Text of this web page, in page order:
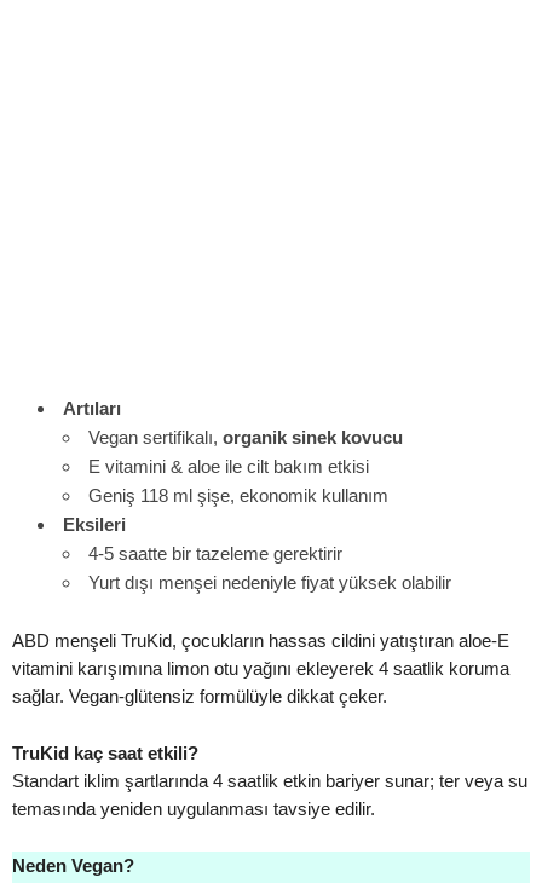
Artıları
Vegan sertifikalı, organik sinek kovucu
E vitamini & aloe ile cilt bakım etkisi
Geniş 118 ml şişe, ekonomik kullanım
Eksileri
4-5 saatte bir tazeleme gerektirir
Yurt dışı menşei nedeniyle fiyat yüksek olabilir
ABD menşeli TruKid, çocukların hassas cildini yatıştıran aloe-E
vitamini karışımına limon otu yağını ekleyerek 4 saatlik koruma
sağlar. Vegan-glütensiz formülüyle dikkat çeker.
TruKid kaç saat etkili?
Standart iklim şartlarında 4 saatlik etkin bariyer sunar; ter veya su
temasında yeniden uygulanması tavsiye edilir.
Neden Vegan?